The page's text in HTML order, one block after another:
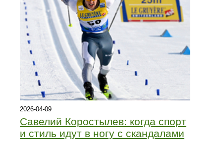
2026-04-09
Савелий Коростылев: когда спорт
и стиль идут в ногу с скандалами